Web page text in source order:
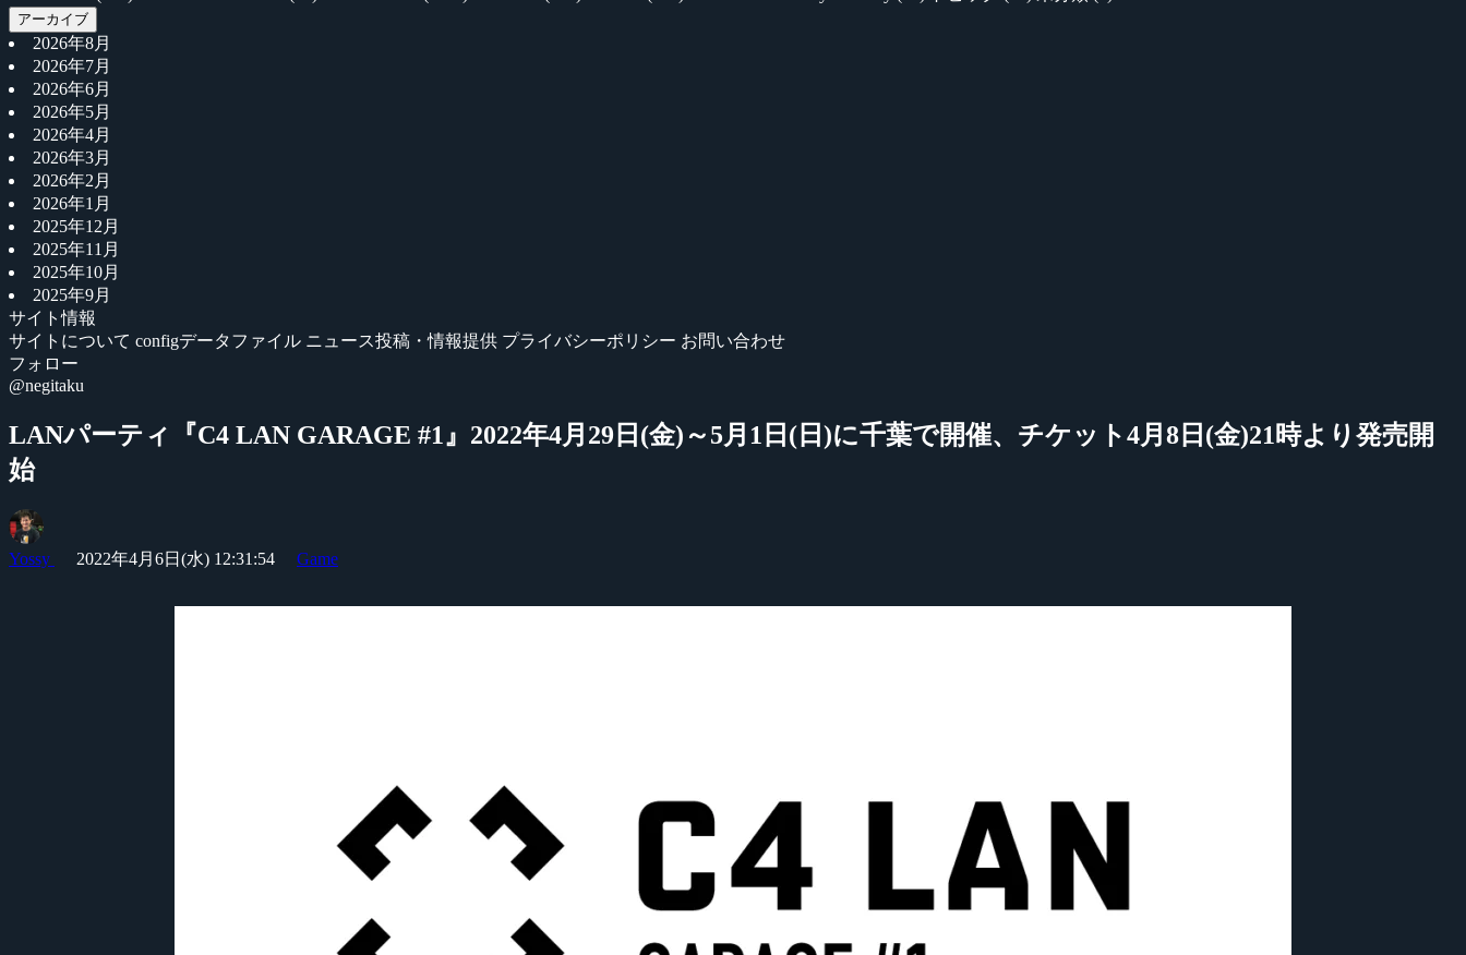
アーカイブ
2026年8月
2026年7月
2026年6月
2026年5月
2026年4月
2026年3月
2026年2月
2026年1月
2025年12月
2025年11月
2025年10月
2025年9月
サイト情報
サイトについて configデータファイル ニュース投稿・情報提供 プライバシーポリシー お問い合わせ
フォロー
@negitaku
LANパーティ『C4 LAN GARAGE #1』2022年4月29日(金)～5月1日(日)に千葉で開催、チケット4月8日(金)21時より発売開
始
Yossy 2022年4月6日(水) 12:31:54 Game